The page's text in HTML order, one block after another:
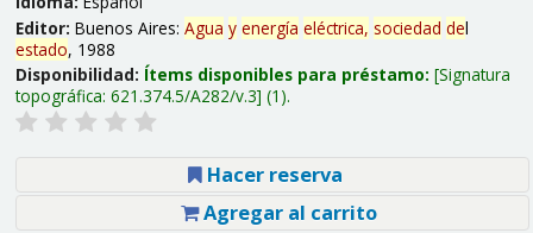
Editor: Buenos Aires: Agua y energía eléctrica, sociedad del
estado, 1988
Disponibilidad: Ítems disponibles para préstamo: Signatura
topográfica: 621.374.5/A282/v.3 (1).
Hacer reserva
Agregar al carrito